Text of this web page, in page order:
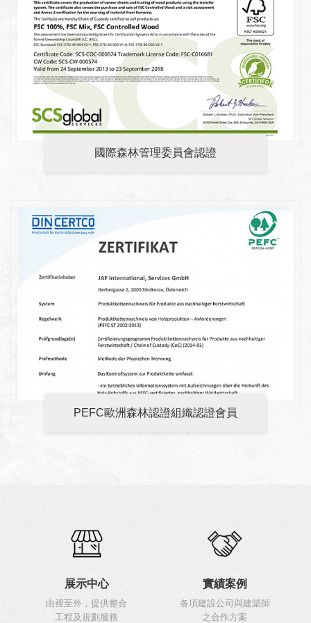
國際森林管理委員會認證
PEFC歐洲森林認證組織認證會員
展示中心
由裡至外，提供整合
工程及規劃服務
實績案例
各項建設公司與建築師
之合作方案